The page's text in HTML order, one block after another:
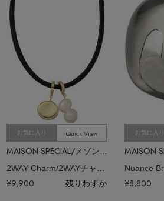
お気に入り Quick View
MAISON SPECIAL/メゾンスペシャル
¥9,900 残りわずか
お気に入り
¥8,800